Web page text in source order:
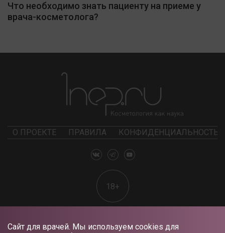
Сайт для врачей. Мы используем cookies для
Что необходимо знать пациенту на приеме у
врача-косметолога?
О ПРОЕКТЕ ПРАВИЛА КОНФИДЕНЦИАЛЬНОСТЬ
18+